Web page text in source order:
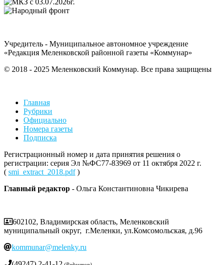
Учредитель - Муниципальное автономное учреждение
«Редакция Меленковской районной газеты «Коммунар»
© 2018 - 2025 Меленковский Коммунар. Все права защищены
Главная
Рубрики
Официально
Номера газеты
Подписка
Регистрационный номер и дата принятия решения о
регистрации: серия Эл №ФС77-83969 от 11 октября 2022 г.
( smi_extract_2018.pdf)
Главный редактор - Ольга Константиновна Чикирева
602102, Владимирская область, Меленковский
муниципальный округ, г.Меленки, ул.Комсомольская, д.96
kommunar@melenky.ru